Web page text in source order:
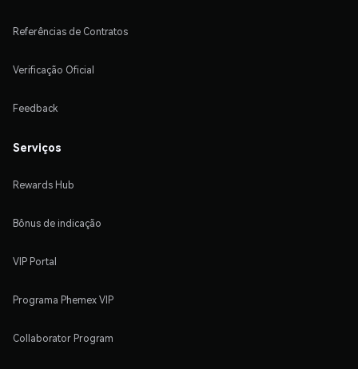
Referências de Contratos
Verificação Oficial
Feedback
Serviços
Rewards Hub
Bônus de indicação
VIP Portal
Programa Phemex VIP
Collaborator Program